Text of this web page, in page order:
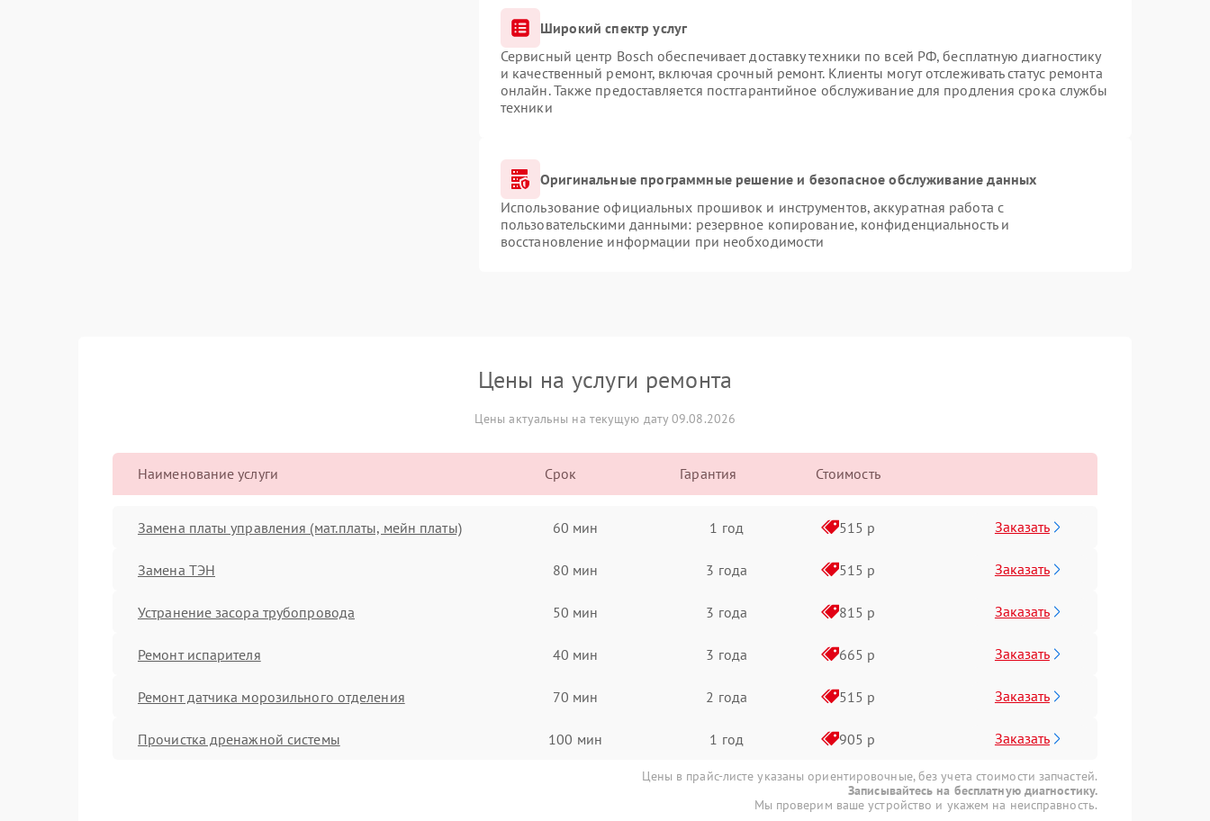
Широкий спектр услуг
Сервисный центр Bosch обеспечивает доставку техники по всей РФ, бесплатную диагностику
и качественный ремонт, включая срочный ремонт. Клиенты могут отслеживать статус ремонта
онлайн. Также предоставляется постгарантийное обслуживание для продления срока службы
техники
Оригинальные программные решение и безопасное обслуживание данных
Использование официальных прошивок и инструментов, аккуратная работа с
пользовательскими данными: резервное копирование, конфиденциальность и
восстановление информации при необходимости
Цены на услуги ремонта
Цены актуальны на текущую дату 09.08.2026
Наименование услуги Срок Гарантия Стоимость
Замена платы управления (мат.платы, мейн платы) 60 мин 1 год 515 р Заказать
Замена ТЭН 80 мин 3 года 515 р Заказать
Устранение засора трубопровода 50 мин 3 года 815 р Заказать
Ремонт испарителя 40 мин 3 года 665 р Заказать
Ремонт датчика морозильного отделения 70 мин 2 года 515 р Заказать
Прочистка дренажной системы 100 мин 1 год 905 р Заказать
Цены в прайс-листе указаны ориентировочные, без учета стоимости запчастей.
Записывайтесь на бесплатную диагностику.
Мы проверим ваше устройство и укажем на неисправность.